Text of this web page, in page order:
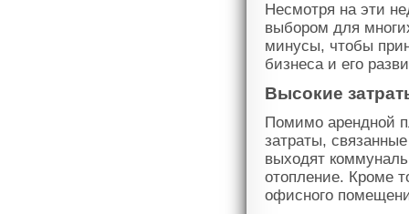
Несмотря на эти
выбором для
минусы, чтобы
бизнеса и его
Высокие
Помимо арендной
затраты,
выходят
отопление. Кроме
офисного